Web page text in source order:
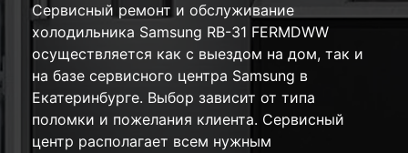
Сервисный ремонт и обслуживание
холодильника Samsung RB-31 FERMDWW
осуществляется как с выездом на дом, так и
на базе сервисного центра Samsung в
Екатеринбурге. Выбор зависит от типа
поломки и пожелания клиента. Сервисный
центр располагает всем нужным